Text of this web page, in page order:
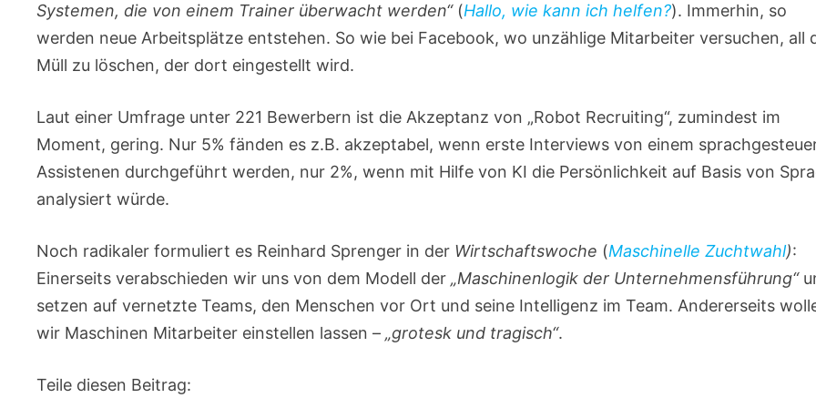
Systemen, die von einem Trainer überwacht werden“(Hallo, wie kann ich helfen?). Immerhin, so
werden neue Arbeitsplätze entstehen. So wie bei Facebook, wo unzählige Mitarbeiter versuchen, all
Müll zu löschen, der dort eingestellt wird.
Laut einer Umfrage unter 221 Bewerbern ist die Akzeptanz von „Robot Recruiting“, zumindest im
Moment, gering. Nur 5% fänden es z.B. akzeptabel, wenn erste Interviews von einem
Assistenen durchgeführt werden, nur 2%, wenn mit Hilfe von KI die Persönlichkeit auf Basis von
analysiert würde.
Noch radikaler formuliert es Reinhard Sprenger in der Wirtschaftswoche (Maschinelle Zuchtwahl):
Einerseits verabschieden wir uns von dem Modell der„Maschinenlogik der Unternehmensführung“
setzen auf vernetzte Teams, den Menschen vor Ort und seine Intelligenz im Team. Andererseits
wir Maschinen Mitarbeiter einstellen lassen –„grotesk und tragisch“.
Teile diesen Beitrag: